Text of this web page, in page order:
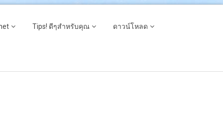
Tips! ดีๆสำหรับคุณ ดาวน์โหลด